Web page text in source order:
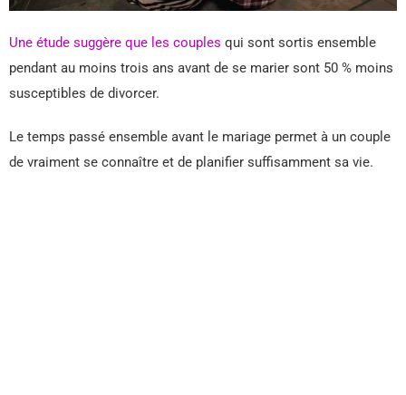
Une étude suggère que les couples qui sont sortis ensemble
pendant au moins trois ans avant de se marier sont 50 % moins
susceptibles de divorcer.
Le temps passé ensemble avant le mariage permet à un couple
de vraiment se connaître et de planifier suffisamment sa vie.